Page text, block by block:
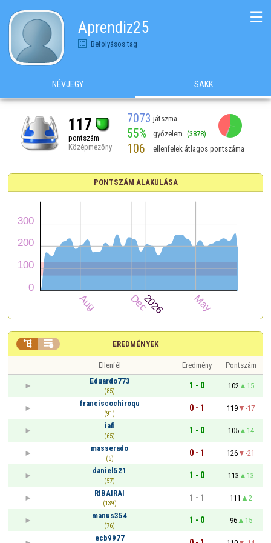
Aprendiz25
Befolyásos tag
☰
NÉVJEGY SAKK
117
pontszám
Középmezőny
7073 játszma
55% győzelem (3878)
106 ellenfelek átlagos pontszáma
PONTSZÁM ALAKULÁSA
EREDMÉNYEK
 
Ellenfél Eredmény
Pontszám
Eduardo773
(85)
1 - 0 102
15
franciscochiroqu
(91)
0 - 1 119
-17
iafi
(65)
1 - 0 105
14
masserado
(5)
0 - 1 126
-21
daniel521
(57)
1 - 0 113
13
RIBAIRAI
(139)
1 - 1 111
2
manus354
(76)
1 - 0 96
15
ecb9977